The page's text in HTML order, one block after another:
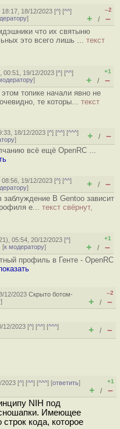
18:17, 18/12/2023 [^] [^^]
]
–2
+ / –
что их святыню
это всего лишь ... текст
00:51, 19/12/2023 [^] [^^]
]
+1
+ / –
топике начали явно не
те которы... текст
18/12/2023 [^] [^^] [^^^]
] + / –
всё ещё OpenRC ...
08:56, 19/12/2023 [^] [^^]
] + / –
В Gentoo зависит
e... текст свёрнут,
), 05:54, 20/12/2023 [^]
к модератору]
+1
+ / –
профиль в Генте - OpenRC
12/2023Скрыто ботом-
]
–2
+ / –
12/2023 [^] [^^] [^^^]
+ / –
2023 [^] [^^] [^^^] [ответить]
+1
+ / –
NIH под
Имеющее
кода, которое